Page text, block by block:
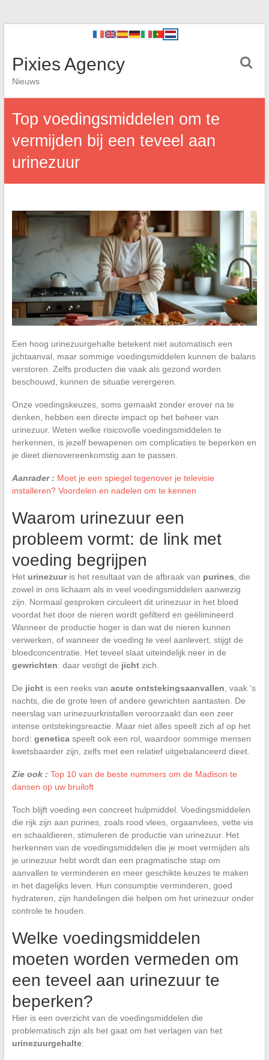
Pixies Agency
Nieuws
Top voedingsmiddelen om te
vermijden bij een teveel aan
urinezuur
Een hoog urinezuurgehalte betekent niet automatisch een
jichtaanval, maar sommige voedingsmiddelen kunnen de balans
verstoren. Zelfs producten die vaak als gezond worden
beschouwd, kunnen de situatie verergeren.
Onze voedingskeuzes, soms gemaakt zonder erover na te
denken, hebben een directe impact op het beheer van
urinezuur. Weten welke risicovolle voedingsmiddelen te
herkennen, is jezelf bewapenen om complicaties te beperken en
je dieet dienovereenkomstig aan te passen.
Aanrader : Moet je een spiegel tegenover je televisie
installeren? Voordelen en nadelen om te kennen
Waarom urinezuur een
probleem vormt: de link met
voeding begrijpen
Het urinezuuris het resultaat van de afbraak van purines , die
zowel in ons lichaam als in veel voedingsmiddelen aanwezig
zijn. Normaal gesproken circuleert dit urinezuur in het bloed
voordat het door de nieren wordt gefilterd en geëlimineerd.
Wanneer de productie hoger is dan wat de nieren kunnen
verwerken, of wanneer de voeding te veel aanlevert, stijgt de
bloedconcentratie. Het teveel slaat uiteindelijk neer in de
gewrichten: daar vestigt de jichtzich.
De jichtis een reeks van acute ontstekingsaanvallen , vaak ‘s
nachts, die de grote teen of andere gewrichten aantasten. De
neerslag van urinezuurkristallen veroorzaakt dan een zeer
intense ontstekingsreactie. Maar niet alles speelt zich af op het
bord: geneticaspeelt ook een rol, waardoor sommige mensen
kwetsbaarder zijn, zelfs met een relatief uitgebalanceerd dieet.
Zie ook : Top 10 van de beste nummers om de Madison te
dansen op uw bruiloft
Toch blijft voeding een concreet hulpmiddel. Voedingsmiddelen
die rijk zijn aan purines, zoals rood vlees, orgaanvlees, vette vis
en schaaldieren, stimuleren de productie van urinezuur. Het
herkennen van de voedingsmiddelen die je moet vermijden als
je urinezuur hebt wordt dan een pragmatische stap om
aanvallen te verminderen en meer geschikte keuzes te maken
in het dagelijks leven. Hun consumptie verminderen, goed
hydrateren, zijn handelingen die helpen om het urinezuur onder
controle te houden.
Welke voedingsmiddelen
moeten worden vermeden om
een teveel aan urinezuur te
beperken?
Hier is een overzicht van de voedingsmiddelen die
problematisch zijn als het gaat om het verlagen van het
urinezuurgehalte: